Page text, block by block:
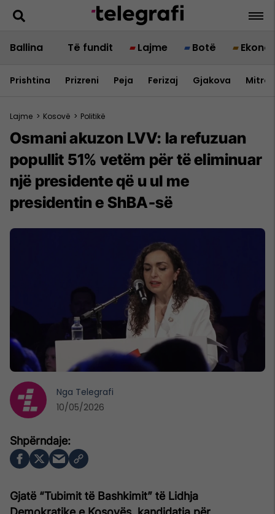
Ballina Të fundit Lajme Botë
Prishtina Prizreni Peja Ferizaj Gjakova
Lajme > Kosovë > Politikë
Osmani akuzon LVV: Ia refuzuan
popullit 51% vetëm për të eliminuar
një presidente që u ul me
presidentin e ShBA-së
Gjatë “Tubimit të Bashkimit” të Lidhja
Nga Telegrafi
10/05/2026